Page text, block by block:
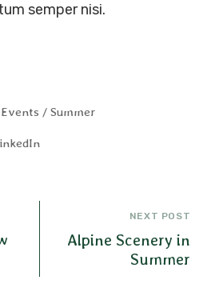
semper nisi.
Summer
NEXT POST
Alpine Scenery in
Summer